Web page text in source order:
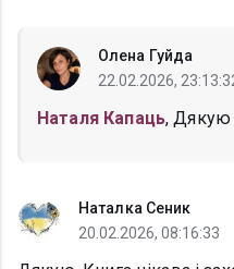
Олена Гуйда
22.02.2026,
Наталя Капаць, Дякую
Наталка Сеник
20.02.2026, 08:16:33